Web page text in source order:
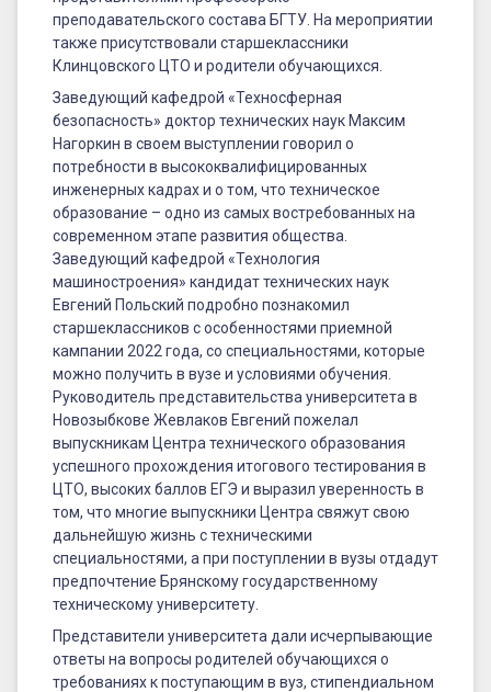
преподавательского состава БГТУ. На мероприятии
также присутствовали старшеклассники
Клинцовского ЦТО и родители обучающихся.
Заведующий кафедрой «Техносферная
безопасность» доктор технических наук Максим
Нагоркин в своем выступлении говорил о
потребности в высококвалифицированных
инженерных кадрах и о том, что техническое
образование – одно из самых востребованных на
современном этапе развития общества.
Заведующий кафедрой «Технология
машиностроения» кандидат технических наук
Евгений Польский подробно познакомил
старшеклассников с особенностями приемной
кампании 2022 года, со специальностями, которые
можно получить в вузе и условиями обучения.
Руководитель представительства университета в
Новозыбкове Жевлаков Евгений пожелал
выпускникам Центра технического образования
успешного прохождения итогового тестирования в
ЦТО, высоких баллов ЕГЭ и выразил уверенность в
том, что многие выпускники Центра свяжут свою
дальнейшую жизнь с техническими
специальностями, а при поступлении в вузы отдадут
предпочтение Брянскому государственному
техническому университету.
Представители университета дали исчерпывающие
ответы на вопросы родителей обучающихся о
требованиях к поступающим в вуз, стипендиальном